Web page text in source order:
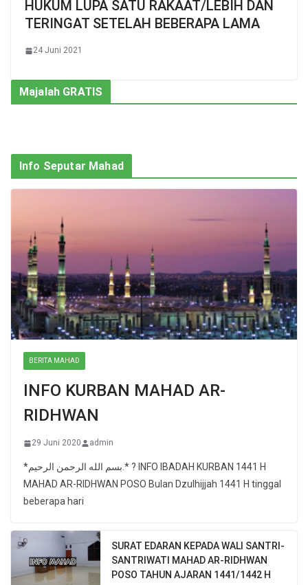
HUKUM LUPA SATU RAKAAT/LEBIH DAN
TERINGAT SETELAH BEBERAPA LAMA
24 Juni 2021
Majalah GRATIS
Info Seputar Mahad
BERITA MAHAD
INFO KURBAN MAHAD AR-
RIDHWAN
29 Juni 2020 admin
*بسم الله الرحمن الرحيم.* ? INFO IBADAH KURBAN 1441 H
MAHAD AR-RIDHWAN POSO Bulan Dzulhijjah 1441 H tinggal
beberapa hari
SURAT EDARAN KEPADA WALI SANTRI-
SANTRIWATI MAHAD AR-RIDHWAN
POSO TAHUN AJARAN 1441/1442 H